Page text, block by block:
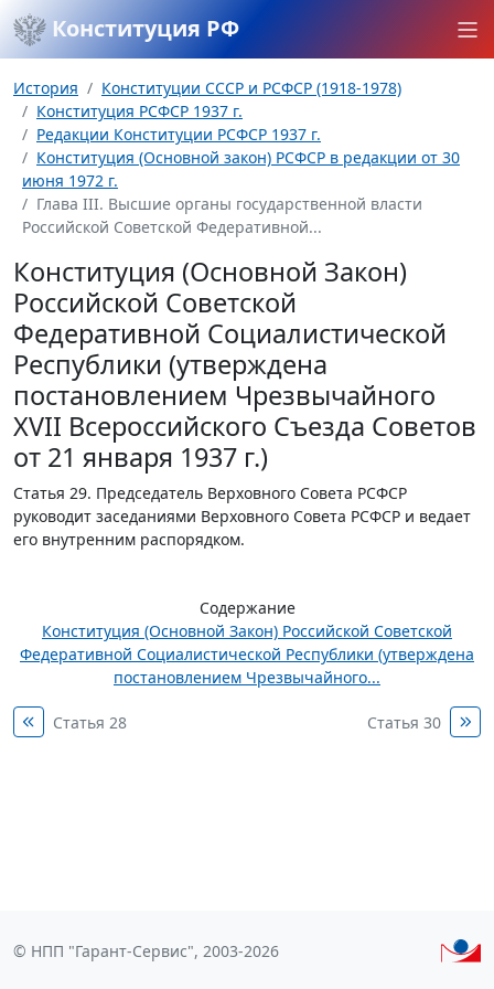
Конституция РФ
История
Конституции СССР и РСФСР (1918-1978)
Конституция РСФСР 1937 г.
Редакции Конституции РСФСР 1937 г.
Конституция (Основной закон) РСФСР в редакции от 30
июня 1972 г.
Глава III. Высшие органы государственной власти
Российской Советской Федеративной...
Конституция (Основной Закон)
Российской Советской
Федеративной Социалистической
Республики (утверждена
постановлением Чрезвычайного
XVII Всероссийского Съезда Советов
от 21 января 1937 г.)
Статья 29. Председатель Верховного Совета РСФСР
руководит заседаниями Верховного Совета РСФСР и ведает
его внутренним распорядком.
Содержание
Конституция (Основной Закон) Российской Советской
Федеративной Социалистической Республики (утверждена
постановлением Чрезвычайного...
Статья 28 Статья 30
© НПП "Гарант-Сервис", 2003-2026